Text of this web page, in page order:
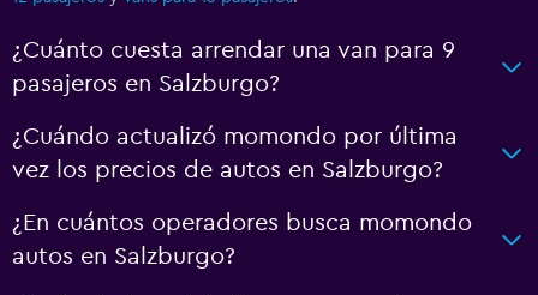
¿Cuánto cuesta arrendar una van para 9
pasajeros en Salzburgo?
¿Cuándo actualizó momondo por última
vez los precios de autos en Salzburgo?
¿En cuántos operadores busca momondo
autos en Salzburgo?